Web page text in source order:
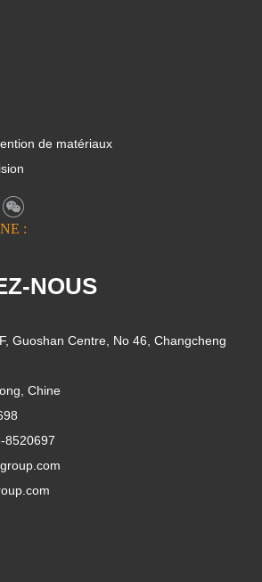
de matériaux
:
NOUS
Guoshan Centre, No 46, Changcheng
Chine
8520697